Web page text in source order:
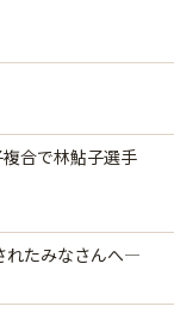
合で林鮎子選手
れたみなさんへ―